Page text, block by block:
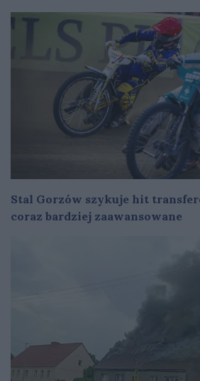
Stal Gorzów szykuje hit
coraz bardziej zaawansowane